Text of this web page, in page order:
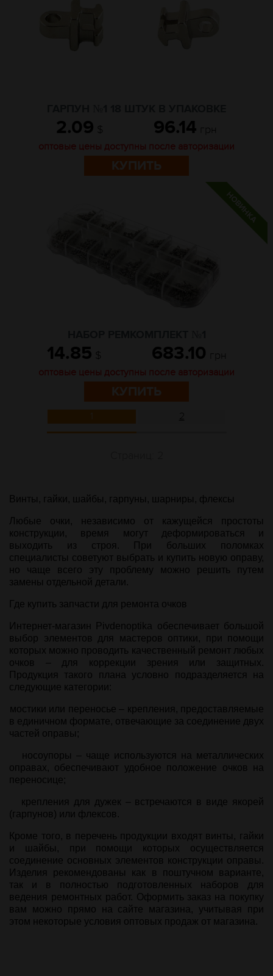
2.09 $ 96.14 грн
оптовые цены доступны после авторизации
КУПИТЬ
14.85 $ 683.10 грн
оптовые цены доступны после авторизации
КУПИТЬ
2
Винты, гайки, шайбы, гарпуны, шарниры, флексы
Любые очки, независимо от кажущейся простоты
конструкции, время могут деформироваться и
выходить из строя. При больших поломках
специалисты советуют выбрать и купить новую оправу,
но чаще всего эту проблему можно решить путем
замены отдельной детали.
Где купить запчасти для ремонта очков
Интернет-магазин Рivdenoptika обеспечивает большой
выбор элементов для мастеров оптики, при помощи
которых можно проводить качественный ремонт любых
очков – для коррекции зрения или защитных.
Продукция такого плана условно подразделяется на
следующие категории:
мостики или переносье – крепления, предоставляемые
в единичном формате, отвечающие за соединение двух
частей оправы;
носоупоры – чаще используются на металлических
оправах, обеспечивают удобное положение очков на
переносице;
крепления для дужек – встречаются в виде якорей
(гарпунов) или флексов.
Кроме того, в перечень продукции входят винты, гайки
и шайбы, при помощи которых осуществляется
соединение основных элементов конструкции оправы.
Изделия рекомендованы как в поштучном варианте,
так и в полностью подготовленных наборов для
ведения ремонтных работ. Оформить заказ на покупку
вам можно прямо на сайте магазина, учитывая при
этом некоторые условия оптовых продаж от магазина.